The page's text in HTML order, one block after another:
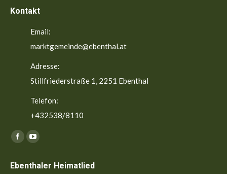
Kontakt
Email:
marktgemeinde@ebenthal.at
Adresse:
Stillfriederstraße 1, 2251 Ebenthal
Telefon:
+432538/8110
Finden Sie uns auf:
Facebook
opens
YouTube
opens
Ebenthaler Heimatlied